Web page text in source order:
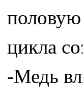
цикла
-Медь